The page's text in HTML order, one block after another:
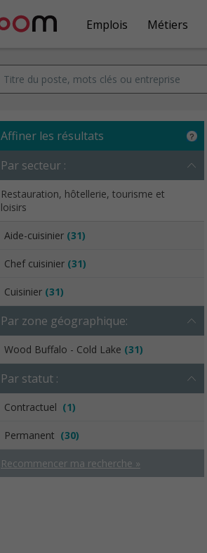
Emplois Métiers
Affiner les résultats
Par secteur :
Restauration, hôtellerie, tourisme et
loisirs
Aide-cuisinier (31)
Chef cuisinier (31)
Cuisinier (31)
Par zone géographique:
Wood Buffalo - Cold Lake (31)
Par statut :
Contractuel (1)
Permanent (30)
Recommencer ma recherche »